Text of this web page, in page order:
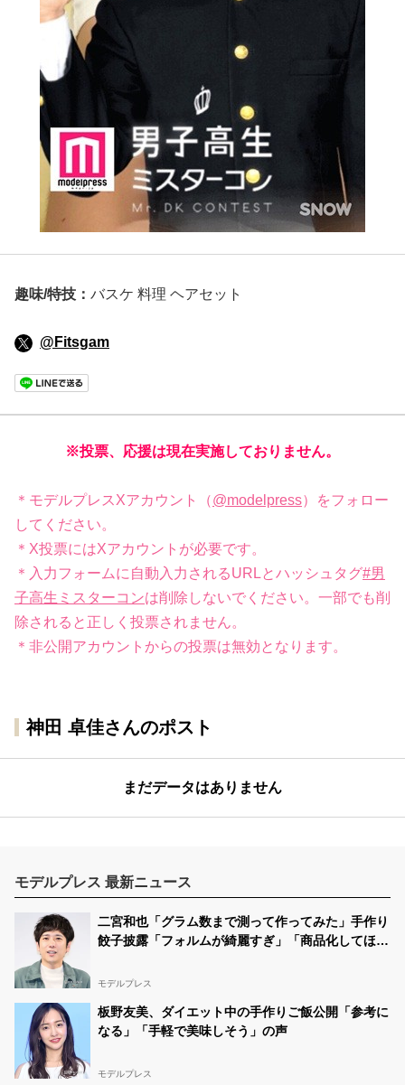
趣味/特技： バスケ 料理 ヘアセット
@Fitsgam
※投票、応援は現在実施しておりません。
＊モデルプレスXアカウント（@modelpress）をフォロー
してください。
＊X投票にはXアカウントが必要です。
＊入力フォームに自動入力されるURLとハッシュタグ#男
子高生ミスターコンは削除しないでください。一部でも削
除されると正しく投票されません。
＊非公開アカウントからの投票は無効となります。
神田 卓佳さんのポスト
まだデータはありません
モデルプレス 最新ニュース
二宮和也「グラム数まで測って作ってみた」手作り
餃子披露「フォルムが綺麗すぎ」「商品化してほし
モデルプレス
板野友美、ダイエット中の手作りご飯公開「参考に
なる」「手軽で美味しそう」の声
モデルプレス